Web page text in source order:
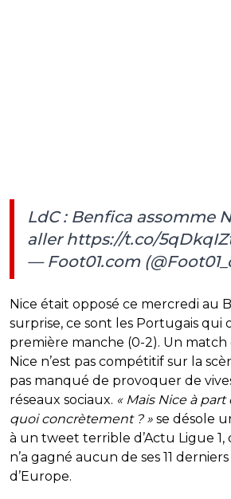
LdC : Benfica assomme
aller https://t.co/
— Foot01.com
Nice était opposé ce mercredi au
surprise, ce sont les Portugais
première manche (0-2). Un
Nice n’est pas compétitif sur la
pas manqué de provoquer de
réseaux sociaux. « Mais Nice à
quoi concrètement ? » se désole
à un tweet terrible d’Actu Ligue 1,
n’a gagné aucun de ses 11
d’Europe.